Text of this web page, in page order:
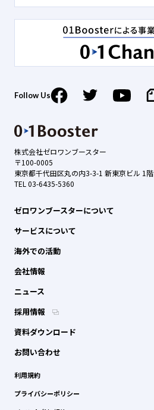
株式会社ゼロワンブースター
〒100-0005
東京都千代田区丸の内3-3-1 新東京ビル 1階
TEL 03-6435-5360
ゼロワンブースターについて
サービスについて
海外での活動
会社情報
ニュース
採用情報
資料ダウンロード
お問い合わせ
利用規約
プライバシーポリシー
Follow Us